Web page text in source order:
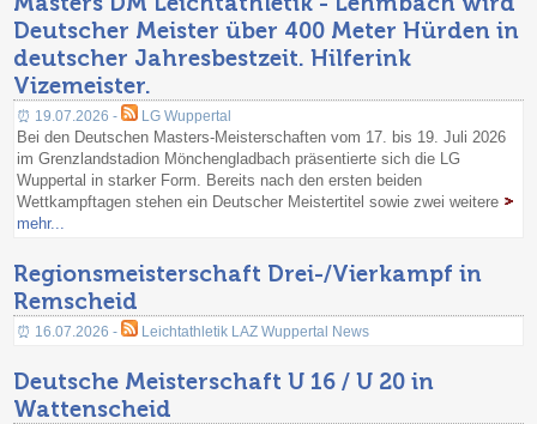
Deutscher Meister über 400 Meter Hürden in
deutscher Jahresbestzeit. Hilferink
Vizemeister.
⏰ 19.07.2026 - LG Wuppertal
Bei den Deutschen Masters-Meisterschaften vom 17. bis 19. Juli 2026
im Grenzlandstadion Mönchengladbach präsentierte sich die LG
Wuppertal in starker Form. Bereits nach den ersten beiden
Wettkampftagen stehen ein Deutscher Meistertitel sowie zwei weitere
mehr...
Regionsmeisterschaft Drei-/Vierkampf in
Remscheid
⏰ 16.07.2026 - Leichtathletik LAZ Wuppertal News
Deutsche Meisterschaft U 16 / U 20 in
Wattenscheid